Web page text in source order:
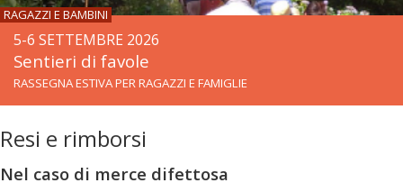
RAGAZZI E BAMBINI
5-6 SETTEMBRE 2026
Sentieri di favole
RASSEGNA ESTIVA PER RAGAZZI E FAMIGLIE
Resi e rimborsi
Nel caso di merce difettosa